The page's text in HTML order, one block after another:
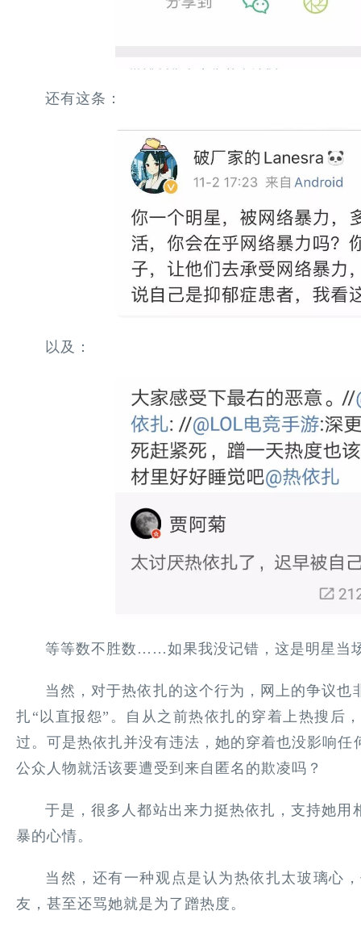
还有这条：
以及：
等等数不胜数……如果我没记错，这是明星当
当然，对于热依扎的这个行为，网上的争议
扎“以直报怨”。自从之前热依扎的穿着上热搜后
过。可是热依扎并没有违法，她的穿着也没影响
公众人物就活该要遭受到来自匿名的欺凌吗？
于是，很多人都站出来力挺热依扎，支持她
暴的心情。
当然，还有一种观点是认为热依扎太玻璃心
友，甚至还骂她就是为了蹭热度。